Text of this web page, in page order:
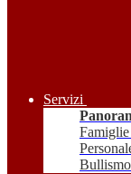
Servizi
Famiglie
Bullismo